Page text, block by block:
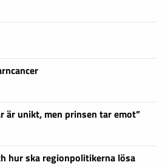
är unikt, men prinsen tar emot”
hur ska regionpolitikerna lösa